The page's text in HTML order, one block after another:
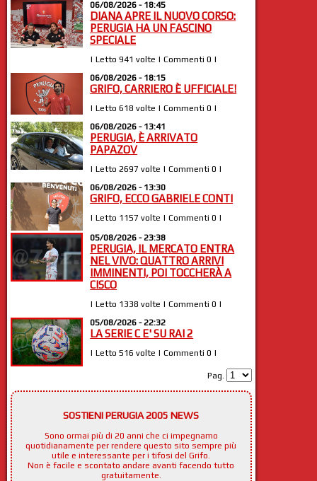
06/08/2026 - 18:45
DIANA APRE IL NUOVO CORSO:
PERUGIA HA UN FASCINO
SPECIALE
| Letto 941 volte | Commenti 0 |
06/08/2026 - 18:15
GRIFO, CARRIERO È UFFICIALE!
| Letto 618 volte | Commenti 0 |
06/08/2026 - 13:41
PERUGIA, È ARRIVATO
PAPAZOV
| Letto 2697 volte | Commenti 0 |
06/08/2026 - 13:30
GRIFO, ECCO GABRIELE CONTI
| Letto 1157 volte | Commenti 0 |
05/08/2026 - 23:38
PERUGIA, IL MERCATO ENTRA
NEL VIVO: QUATTRO ARRIVI
IMMINENTI, POI TOCCHERÀ A
CISCO
| Letto 1338 volte | Commenti 0 |
05/08/2026 - 22:32
LA SERIE C E' SU RAI 2
| Letto 516 volte | Commenti 0 |
Pag.
SOSTIENI PERUGIA 2005 NEWS
Sono ormai più di 20 anni che ci impegnamo
quotidianamente per rendere questo sito sempre più
utile e interessante per i tifosi del Grifo.
Non è facile e scontato andare avanti facendo tutto
gratuitamente.